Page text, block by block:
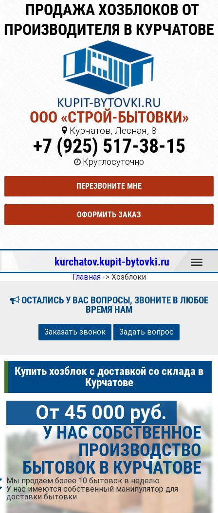
ПРОДАЖА ХОЗБЛОКОВ ОТ
ПРОИЗВОДИТЕЛЯ В КУРЧАТОВЕ
ООО «СТРОЙ-БЫТОВКИ»
Курчатов, Лесная, 8
+7 (925) 517-38-15
Круглосуточно
ПЕРЕЗВОНИТЕ МНЕ
ОФОРМИТЬ ЗАКАЗ
kurchatov.kupit-bytovki.ru Меню
Главная-> Хозблоки
ОСТАЛИСЬ У ВАС ВОПРОСЫ, ЗВОНИТЕ В ЛЮБОЕ
ВРЕМЯ НАМ
Заказать звонок Задать вопрос
Купить хозблок с доставкой со склада в
Курчатове
От 45 000 руб.
У НАС СОБСТВЕННОЕ
ПРОИЗВОДСТВО
БЫТОВОК В КУРЧАТОВЕ
Мы продаём более 10 бытовок в неделю
У нас имеются собственный манипулятор для
доставки бытовки